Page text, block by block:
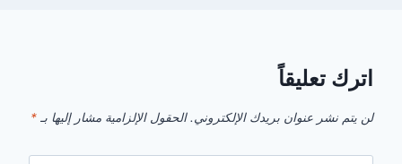
اترك تعليقاً
لن يتم نشر عنوان بريدك الإلكتروني. الحقول الإلزامية مشار إليها بـ *